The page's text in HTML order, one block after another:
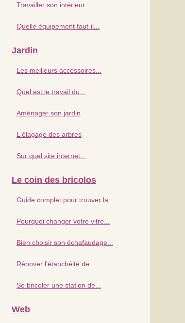
Travailler son intérieur...
Quelle équipement faut-il...
Jardin
Les meilleurs accessoires...
Quel est le travail du...
Aménager son jardin
L'élagage des arbres
Sur quel site internet...
Le coin des bricolos
Guide complet pour trouver la...
Pourquoi changer votre vitre...
Bien choisir son échafaudage...
Rénover l'étanchéité de...
Se bricoler une station de...
Web